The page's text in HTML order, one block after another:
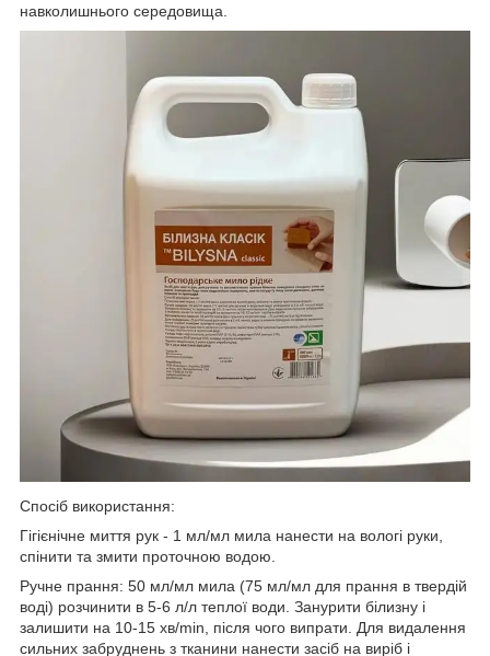
навколишнього середовища.
Спосіб використання:
Гігієнічне миття рук - 1 мл/мл мила нанести на вологі руки,
спінити та змити проточною водою.
Ручне прання: 50 мл/мл мила (75 мл/мл для прання в твердій
воді) розчинити в 5-6 л/л теплої води. Занурити білизну і
залишити на 10-15 хв/min, після чого випрати. Для видалення
сильних забруднень з тканини нанести засіб на виріб і